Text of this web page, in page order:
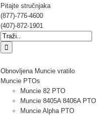
Pitajte stručnjaka
(877)-776-4600
(407)-872-1901
Traziti:
Obnovljena Muncie vratilo
Muncie PTOs
Muncie 82 PTO
Muncie 8405A 8406A PTO
Muncie Alpha PTO